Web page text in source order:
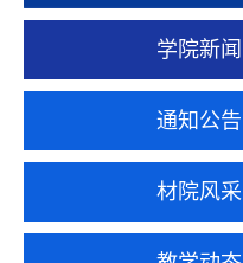
学院新闻
通知公告
材院风采